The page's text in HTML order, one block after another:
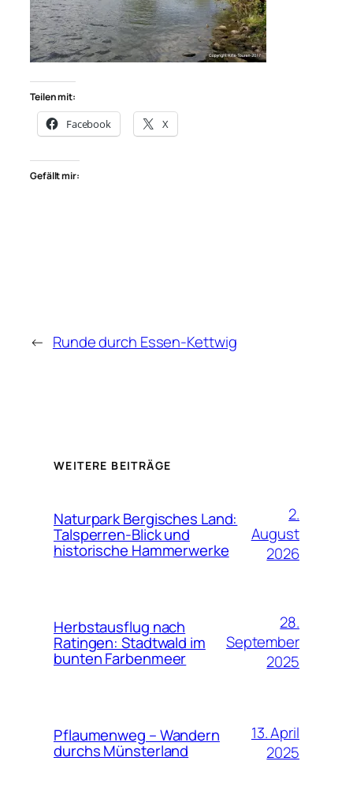
Teilen mit:
Facebook X
Gefällt mir:
← Runde durch Essen-Kettwig
WEITERE BEITRÄGE
Naturpark Bergisches Land:
Talsperren-Blick und
historische Hammerwerke
2.
August
2026
Herbstausflug nach
Ratingen: Stadtwald im
bunten Farbenmeer
28.
September
2025
Pflaumenweg – Wandern
durchs Münsterland
13. April
2025